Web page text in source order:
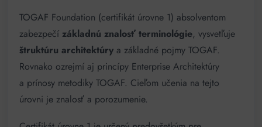
TOGAF Foundation (certifikát úrovne 1) absolventom
zabezpečí základnú znalosť terminológie, vysvetľuje
štruktúru architektúry a základné pojmy TOGAF.
Rovnako ozrejmí aj princípy Enterprise Architektúry
a prínosy metodiky TOGAF. Cieľom učenia na tejto
úrovni je znalosť a porozumenie.